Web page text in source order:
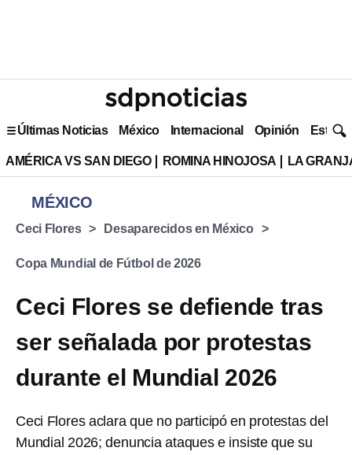
Últimas Noticias México Internacional Opinión Estilo
AMÉRICA VS SAN DIEGO ROMINA HINOJOSA LA
MÉXICO
Ceci Flores Desaparecidos en México
Copa Mundial de Fútbol de 2026
Ceci Flores se defiende tras
ser señalada por protestas
durante el Mundial 2026
Ceci Flores aclara que no participó en protestas del
Mundial 2026; denuncia ataques e insiste que su